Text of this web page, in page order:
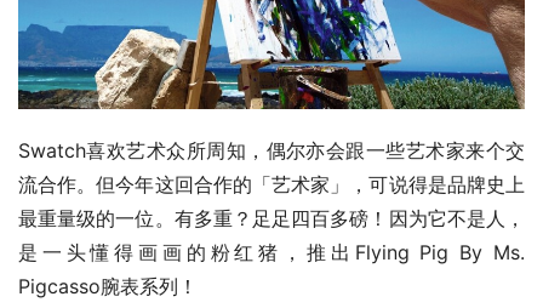
Swatch喜欢艺术众所周知，偶尔亦会跟一些艺术家来个交
流合作。但今年这回合作的「艺术家」，可说得是品牌史上
最重量级的一位。有多重？足足四百多磅！因为它不是人，
是一头懂得画画的粉红猪，推出Flying Pig By Ms.
Pigcasso腕表系列！